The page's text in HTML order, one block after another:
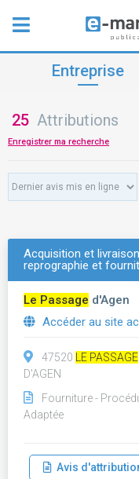
Entreprise
25 Attributions
Enregistrer ma recherche
Acquisition et
reprographie et
Le Passage d'Agen
Accéder au site
47520
LE PASSAGE
D'AGEN
Fourniture -
Adaptée
Avis